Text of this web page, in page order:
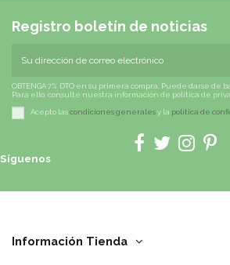
Registro boletín de noticias
OBTENGA 7% DTO en su primera compra. Puede darse
Para ello, consulte nuestra información de política de
Acepto lascondiciones generalesy la política de
Síguenos
Información Tienda